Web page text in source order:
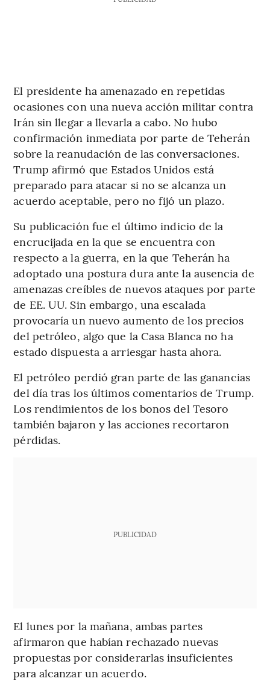
El presidente ha amenazado en repetidas
ocasiones con una nueva acción militar contra
Irán sin llegar a llevarla a cabo. No hubo
confirmación inmediata por parte de Teherán
sobre la reanudación de las conversaciones.
Trump afirmó que Estados Unidos está
preparado para atacar si no se alcanza un
acuerdo aceptable, pero no fijó un plazo.
Su publicación fue el último indicio de la
encrucijada en la que se encuentra con
respecto a la guerra, en la que Teherán ha
adoptado una postura dura ante la ausencia de
amenazas creíbles de nuevos ataques por parte
de EE. UU. Sin embargo, una escalada
provocaría un nuevo aumento de los precios
del petróleo, algo que la Casa Blanca no ha
estado dispuesta a arriesgar hasta ahora.
El petróleo perdió gran parte de las ganancias
del día tras los últimos comentarios de Trump.
Los rendimientos de los bonos del Tesoro
también bajaron y las acciones recortaron
pérdidas.
PUBLICIDAD
El lunes por la mañana, ambas partes
afirmaron que habían rechazado nuevas
propuestas por considerarlas insuficientes
para alcanzar un acuerdo.